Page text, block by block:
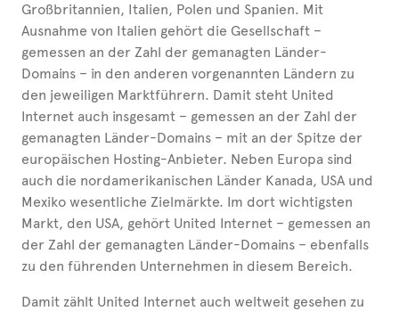
Großbritannien, Italien, Polen und Spanien. Mit
Ausnahme von Italien gehört die Gesellschaft –
gemessen an der Zahl der gemanagten Länder-
Domains – in den anderen vorgenannten Ländern zu
den jeweiligen Marktführern. Damit steht United
Internet auch insgesamt – gemessen an der Zahl der
gemanagten Länder-Domains – mit an der Spitze der
europäischen Hosting-Anbieter. Neben Europa sind
auch die nordamerikanischen Länder Kanada, USA und
Mexiko wesentliche Zielmärkte. Im dort wichtigsten
Markt, den USA, gehört United Internet – gemessen an
der Zahl der gemanagten Länder-Domains – ebenfalls
zu den führenden Unternehmen in diesem Bereich.
Damit zählt United Internet auch weltweit gesehen zu